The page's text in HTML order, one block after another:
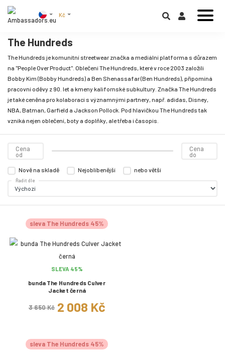
Kč
The Hundreds
The Hundreds je komunitní streetwear značka a mediální platforma s důrazem
na "People Over Product". Oblečení The Hundreds, které v roce 2003 založili
Bobby Kim (Bobby Hundreds) a Ben Shenassafar (Ben Hundreds), připomíná
pracovní oděvy z 90. let a kmeny kalifornské subkultury. Značka The Hundreds
je také ceněna pro kolaboraci s významnými partnery, např. adidas, Disney,
NBA, Batman, Garfield a Jackson Pollock. Pod hlavičkou The Hundreds tak
vzniká nejen oblečení, boty a doplňky, ale třeba i časopis.
Cena
od
Cena
do
Nově na skladě Nejoblíbenější nebo větší
Řadit dle
sleva The Hundreds 45%
SLEVA 45%
bunda The Hundreds Culver
Jacket černá
3 650 Kč 2 008 Kč
sleva The Hundreds 45%